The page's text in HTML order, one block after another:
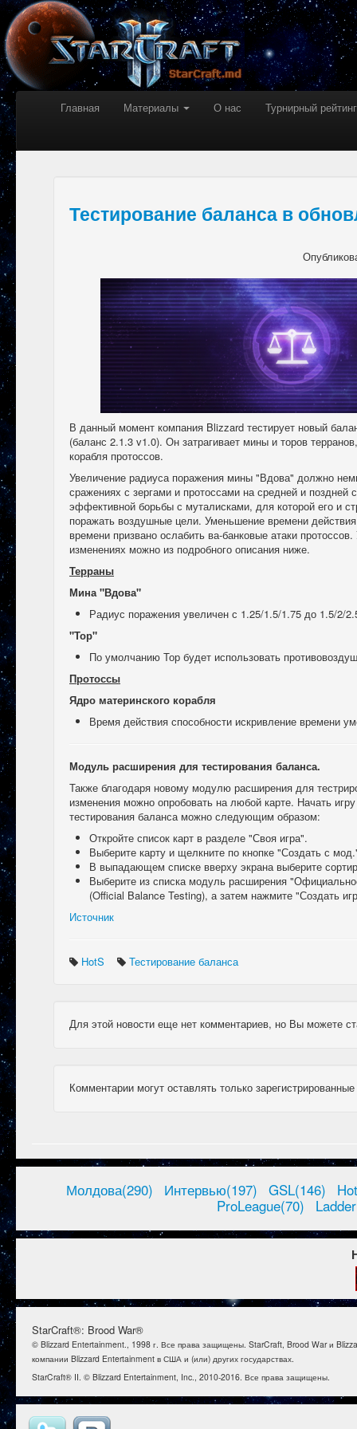
Главная Материалы О нас Турнирный рейтинг
Тестирование баланса в
В данный момент компания Blizzard тестирует новый
(баланс 2.1.3 v1.0). Он затрагивает мины и торов
корабля протоссов.
Увеличение радиуса поражения мины "Вдова" должно
сражениях с зергами и протоссами на средней и поздней
эффективной борьбы с муталисками, для которой его и
поражать воздушные цели. Уменьшение времени
времени призвано ослабить ва-банковые атаки
изменениях можно из подробного описания ниже.
Терраны
Мина "Вдова"
Радиус поражения увеличен с 1.25/1.5/1.75 до 1.5/2/
"Тор"
По умолчанию Тор будет использовать
Протоссы
Ядро материнского корабля
Время действия способности искривление времени
Модуль расширения для тестирования баланса.
Также благодаря новому модулю расширения для
изменения можно опробовать на любой карте. Начать
тестирования баланса можно следующим образом:
Откройте список карт в разделе "Своя игра".
Выберите карту и щелкните по кнопке "Создать с
В выпадающем списке вверху экрана выберите
Выберите из списка модуль расширения
(Official Balance Testing), а затем нажмите "Создать
Источник
HotS Тестирование баланса
Для этой новости еще нет комментариев, но Вы можете
Комментарии могут оставлять только
Молдова(290) Интервью(197) GSL(146)
ProLeague(70)
StarCraft®: Brood War®
© Blizzard Entertainment., 1998 г. Все права защищены. StarCraft, Brood War и
компании Blizzard Entertainment в США и (или) других государствах.
StarCraft® II. © Blizzard Entertainment, Inc., 2010-2016. Все права защищены.